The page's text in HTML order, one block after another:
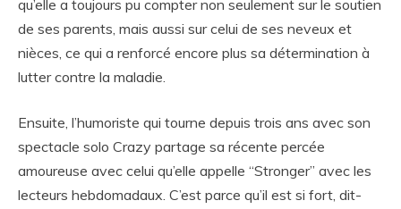
qu’elle a toujours pu compter non seulement sur le soutien
de ses parents, mais aussi sur celui de ses neveux et
nièces, ce qui a renforcé encore plus sa détermination à
lutter contre la maladie.
Ensuite, l’humoriste qui tourne depuis trois ans avec son
spectacle solo Crazy partage sa récente percée
amoureuse avec celui qu’elle appelle “Stronger” avec les
lecteurs hebdomadaux. C’est parce qu’il est si fort, dit-